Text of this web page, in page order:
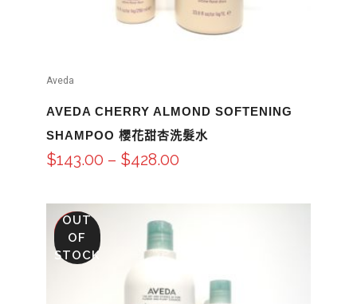
Aveda
AVEDA CHERRY ALMOND SOFTENING
SHAMPOO 櫻花甜杏洗髮水
$143.00 – $428.00
SALE
OUT
OF
STOCK